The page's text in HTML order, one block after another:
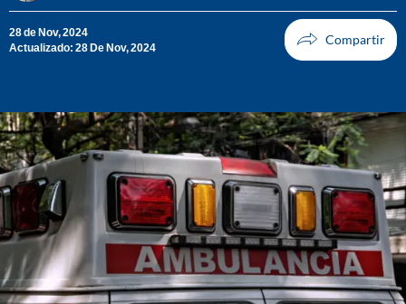
28 de Nov, 2024
Actualizado: 28 De Nov, 2024